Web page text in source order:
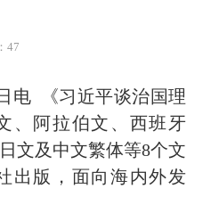
47
《习近平谈治国理
、阿拉伯文、西班牙
文及中文繁体等8个文
出版，面向海内外发